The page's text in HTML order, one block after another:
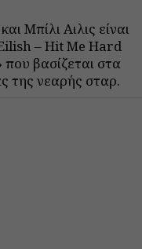
Μπίλι Αιλις είναι
– Hit Me Hard
βασίζεται στα
της νεαρής σταρ.